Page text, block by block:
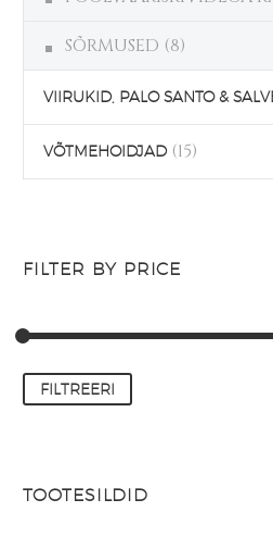
SÕRMUSED (8)
VIIRUKID, PALO SANTO &
VÕTMEHOIDJAD (15)
FILTER BY PRICE
Minimaalne
hind
Maksimaalne
hind
FILTREERI
TOOTESILDID